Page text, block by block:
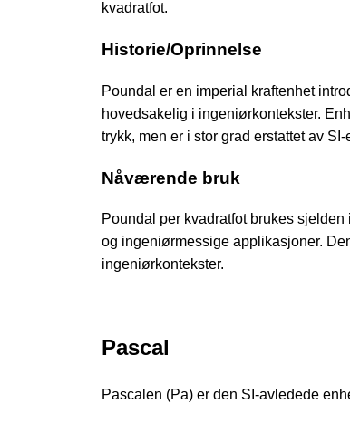
kvadratfot.
Historie/Oprinnelse
Poundal er en imperial kraftenhet
hovedsakelig i ingeniørkontekster.
trykk, men er i stor grad erstattet av SI-
Nåværende bruk
Poundal per kvadratfot brukes
og ingeniørmessige applikasjoner.
ingeniørkontekster.
Pascal
Pascalen (Pa) er den SI-avledede